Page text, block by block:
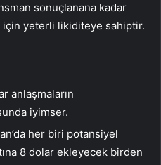
sonuçlanana kadar
yeterli likiditeye sahiptir.
anlaşmaların
iyimser.
her biri potansiyel
8 dolar ekleyecek birden